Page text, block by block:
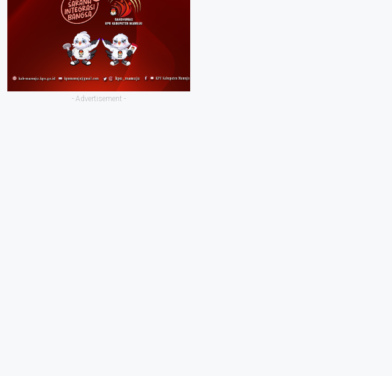
- Advertisement -